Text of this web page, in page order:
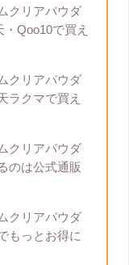
クリアパウダ
Qoo10で買え
クリアパウダ
ラクマで買え
クリアパウダ
のは公式通販
クリアパウダ
もっとお得に